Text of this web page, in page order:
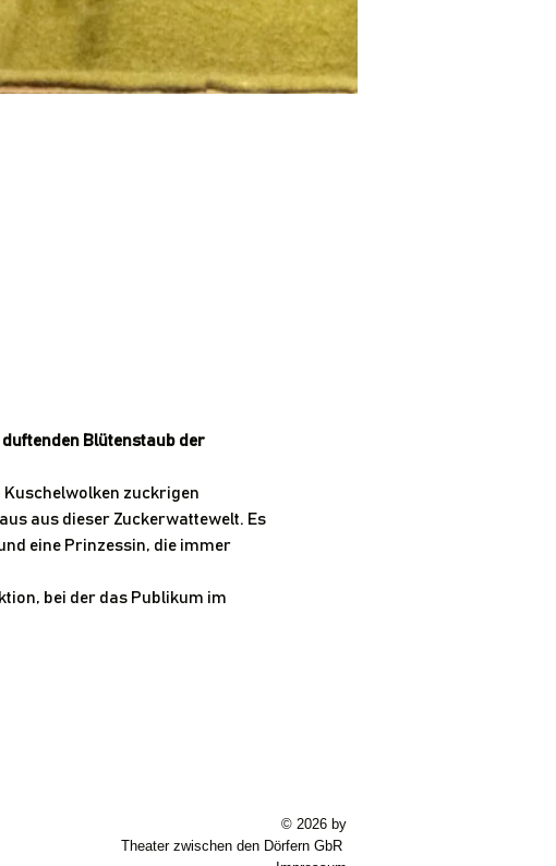
duftenden Blütenstaub der
Kuschelwolken zuckrigen
aus dieser Zuckerwattewelt. Es
eine Prinzessin, die immer
bei der das Publikum im
© 2026 by
Theater zwischen den Dörfern GbR